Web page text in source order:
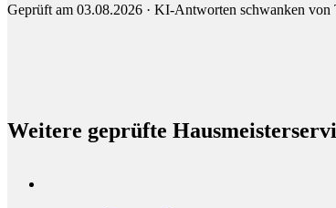
Geprüft am 03.08.2026 · KI-Antworten schwanken von
Weitere geprüfte